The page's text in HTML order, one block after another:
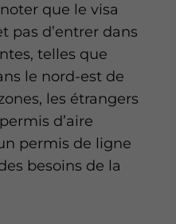
que le visa
pas d’entrer dans
telles que
le nord-est de
les étrangers
d’aire
permis de ligne
besoins de la